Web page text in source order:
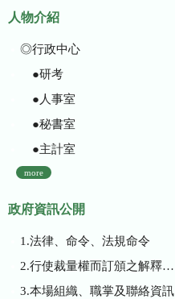
人物介紹
◎行政中心
●研考
●人事室
●秘書室
●主計室
more
政府資訊公開
1.法律、命令、法規命令
2.行使裁量權而訂頒之解釋性規定及裁量基準
3.本場組織、職掌及聯絡資訊